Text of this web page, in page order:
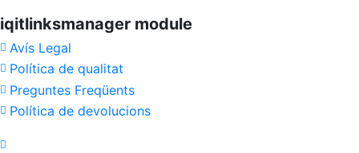
iqitlinksmanager module
Avís Legal
Política de qualitat
Preguntes Freqüents
Política de devolucions